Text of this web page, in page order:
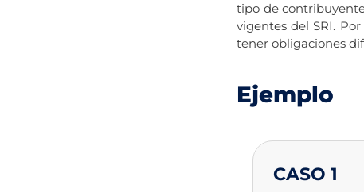
tipo de
vigentes del SRI.
tener obligaciones
Ejemplo
CASO 1